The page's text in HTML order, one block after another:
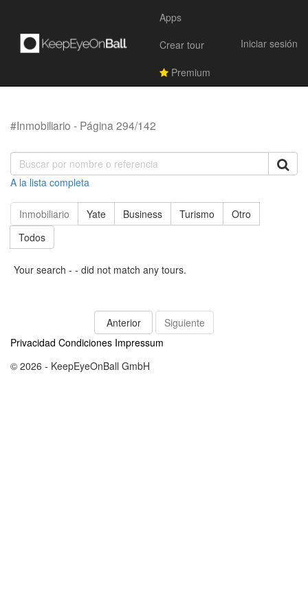
Apps
Crear tour
Premium
Iniciar sesión
#Inmobiliario - Página 294/142
A la lista completa
Inmobiliario Yate Business Turismo
Otro
Todos
Your search - - did not match any tours.
Anterior
Siguiente
Privacidad Condiciones Impressum
© 2026 - KeepEyeOnBall GmbH